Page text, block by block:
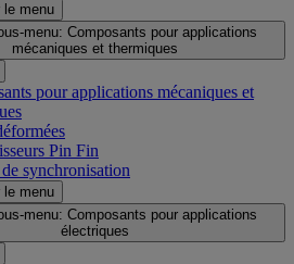
le menu
menu: Composants pour applications
mécaniques et thermiques
pour applications mécaniques et
Pin Fin
synchronisation
le menu
menu: Composants pour applications
électriques